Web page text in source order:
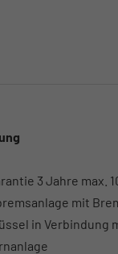
3 Jahre max.
mit
in Verbindung